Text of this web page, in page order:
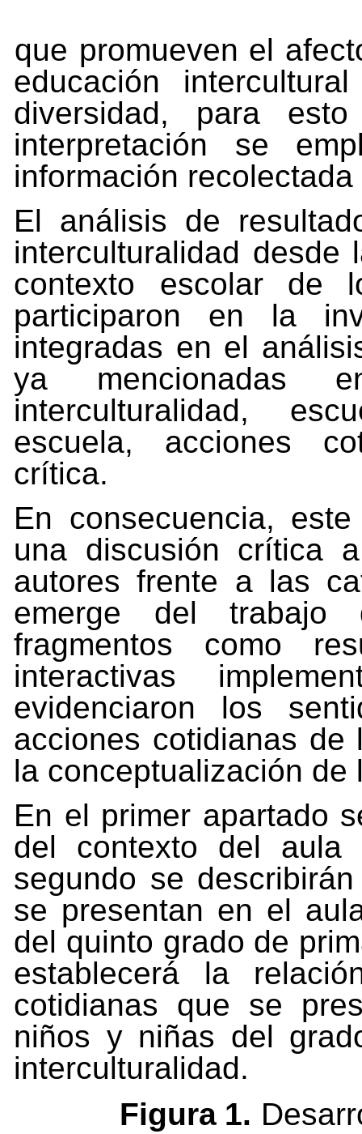
que promueven el
educación
intercultural
diversidad, para
esto
interpretación
se
información recolectada
El análisis de
interculturalidad desde
contexto escolar de
participaron en la
integradas en el
ya mencionadas
interculturalidad,
escuela, acciones
crítica.
En consecuencia, este
una discusión crítica a
autores frente a las
emerge
del trabajo
fragmentos
como
interactivas
evidenciaron los
acciones cotidianas de
la conceptualización
En el primer apartado
del
contexto del aula
segundo se
se presentan en el
del quinto grado de
establecerá
la
cotidianas
que se
niños y niñas del
interculturalidad.
Figura 1.